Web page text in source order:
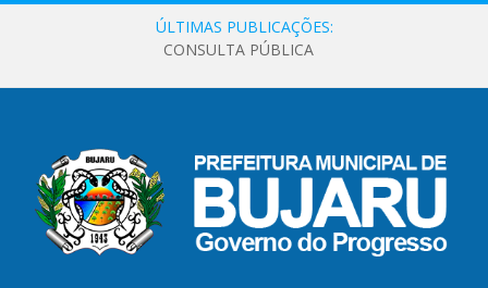
ÚLTIMAS PUBLICAÇÕES:
CONSULTA PÚBLICA